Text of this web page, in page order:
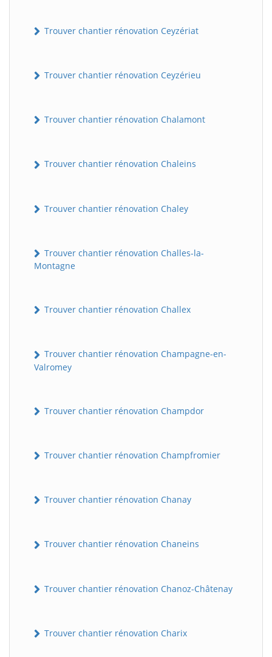
Trouver chantier rénovation Ceyzériat
Trouver chantier rénovation Ceyzérieu
Trouver chantier rénovation Chalamont
Trouver chantier rénovation Chaleins
Trouver chantier rénovation Chaley
Trouver chantier rénovation Challes-la-
Montagne
Trouver chantier rénovation Challex
Trouver chantier rénovation Champagne-en-
Valromey
Trouver chantier rénovation Champdor
Trouver chantier rénovation Champfromier
Trouver chantier rénovation Chanay
Trouver chantier rénovation Chaneins
Trouver chantier rénovation Chanoz-Châtenay
Trouver chantier rénovation Charix